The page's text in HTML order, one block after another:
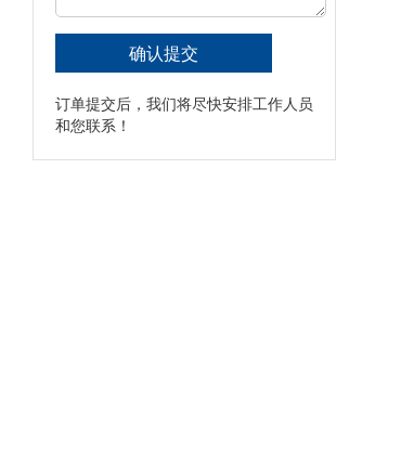
订单提交后，我们将尽快安排工作人员
和您联系！